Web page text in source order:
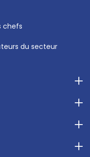
chefs
du secteur